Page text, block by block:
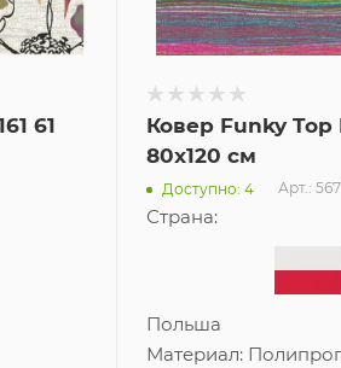
61
Ковер Funky Top
80x120 см
Доступно: 4 Арт.:
Страна:
Польша
Материал: